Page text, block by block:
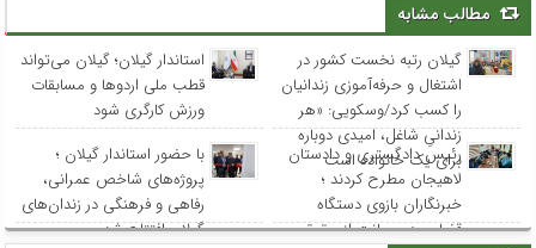
مطالب مشابه
گیلان رتبه نخست کشور در
اشتغال و حرفه‌آموزی زندانیان
را کسب کرد/وسکویی: «هر
زندانیِ شاغل، امیدی دوباره
برای یک خانواده است
استاندار گیلان؛ گیلان می‌تواند
قطب ملی اردوها و مسابقات
ورزش کارگری شود
رئیس دادگستری و دادستان
لاهیجان مطرح کردند ؛
خبرنگاران بازوی دستگاه
قضایی در صیانت از حقوق
با حضور استاندار گیلان ؛
پروژه‌های شاخص عمرانی،
رفاهی و فرهنگی در زندان‌های
گیلان افتتاح شد